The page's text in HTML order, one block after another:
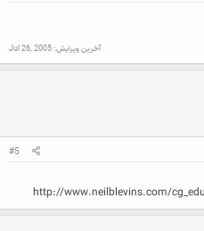
آخرین ویرایش: Jul 26, 2005
#5
http://www.neilblevins.com/